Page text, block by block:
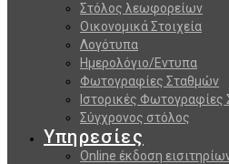
Στόλος λεωφορείων
Οικονομικά Στοιχεία
Λογότυπα
Ημερολόγιο/Εντυπα
Φωτογραφίες Σταθμών
Ιστορικές Φωτογραφίες
Σύγχρονος στόλος
Υπηρεσίες
Online έκδοση